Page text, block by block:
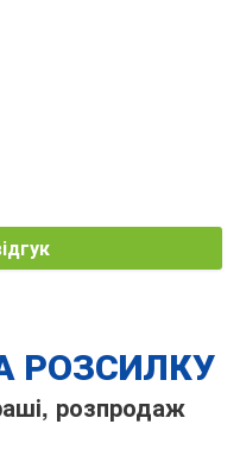
РОЗСИЛКУ
розпродаж